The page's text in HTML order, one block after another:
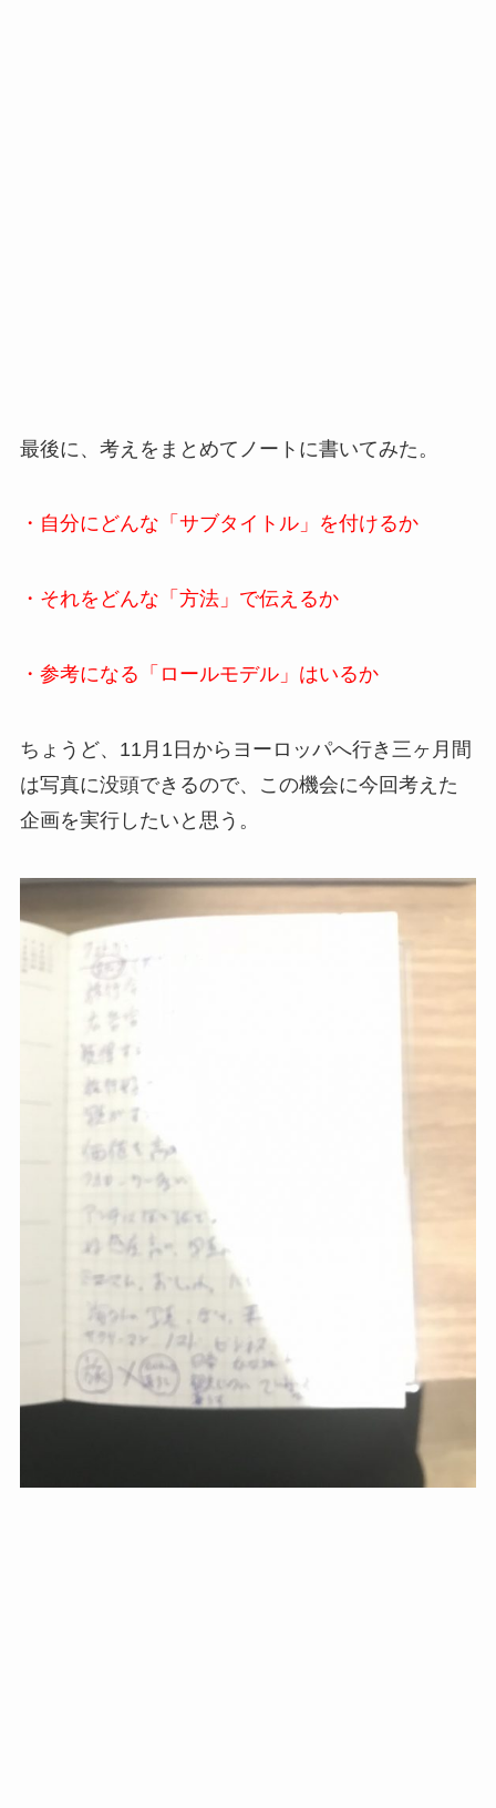
最後に、考えをまとめてノートに書いてみた。
・自分にどんな「サブタイトル」を付けるか
・それをどんな「方法」で伝えるか
・参考になる「ロールモデル」はいるか
ちょうど、11月1日からヨーロッパへ行き三ヶ月間
は写真に没頭できるので、この機会に今回考えた
企画を実行したいと思う。